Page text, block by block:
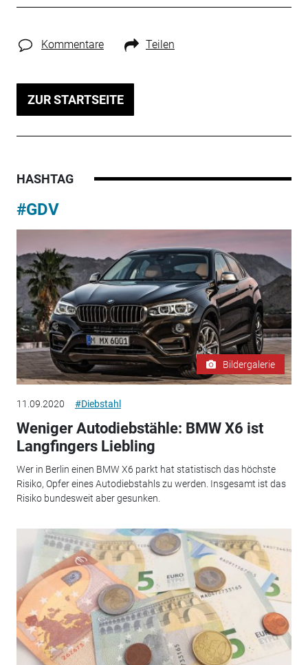
Kommentare Teilen
ZUR STARTSEITE
HASHTAG
#GDV
Bildergalerie
11.09.2020 #Diebstahl
Weniger Autodiebstähle: BMW X6 ist
Langfingers Liebling
Wer in Berlin einen BMW X6 parkt hat statistisch das höchste
Risiko, Opfer eines Autodiebstahls zu werden. Insgesamt ist das
Risiko bundesweit aber gesunken.